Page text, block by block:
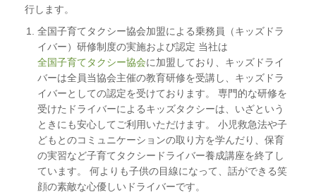
行します。
全国子育てタクシー協会加盟による乗務員（キッズドラ
イバー）研修制度の実施および認定 当社は
全国子育てタクシー協会に加盟しており、キッズドライ
バーは全員当協会主催の教育研修を受講し、キッズドラ
イバーとしての認定を受けております。 専門的な研修を
受けたドライバーによるキッズタクシーは、いざという
ときにも安心してご利用いただけます。 小児救急法や子
どもとのコミュニケーションの取り方を学んだり、保育
の実習など子育てタクシードライバー養成講座を終了し
ています。 何よりも子供の目線になって、話ができる笑
顔の素敵な心優しいドライバーです。